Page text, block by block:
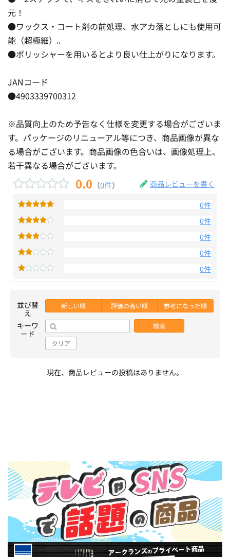
元！
●ワックス・コート剤の前処理、水アカ落としにも使用可
能（超極細）。
●ポリッシャーを用いるとより良い仕上がりになります。
JANコード
●4903339700312
※品質向上のため予告なく仕様を変更する場合がございま
す。パッケージのリニューアル等につき、商品画像が異な
る場合がございます。商品画像の色合いは、画像処理上、
若干異なる場合がございます。
0.0 （0件） 商品レビューを書く
0件
0件
0件
0件
0件
並び替
え
新しい順 評価の高い順 参考になった順
キーワ
ード
検索
クリア
現在、商品レビューの投稿はありません。